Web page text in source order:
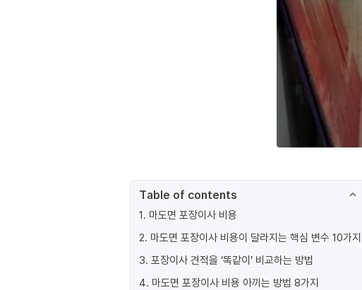
Table of contents
1. 마도면 포장이사 비용
2. 마도면 포장이사 비용이 달라지는 핵심 변수 10가지
3. 포장이사 견적을 ‘똑같이’ 비교하는 방법
4. 마도면 포장이사 비용 아끼는 방법 8가지